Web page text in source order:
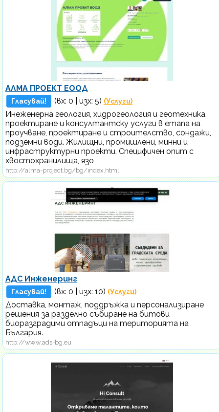
АЛМА ПРОЕКТ ЕООД
Гласувай! (вх: 0 | изх: 5) (Услуги)
Инеженерна геология, хидрогеология и геотехника,
проектиране и консултантску услуги в етапа на
проучване, проектиране и строителство, сондажи,
подземни води. Жилищни, промишлени, минни и
инфраструктурни проекти. Специфичен опит с
хвостохранилища, язо
http://alma-project.bg/bg/index.html
АДС Инженеринг
Гласувай! (вх: 0 | изх: 10) (Услуги)
Доставка, монтаж, поддръжка и персонализиране
решения за разделно събиране на битови
биоразградими отпадъци на територията на
България.
http://www.ads-bg.eu